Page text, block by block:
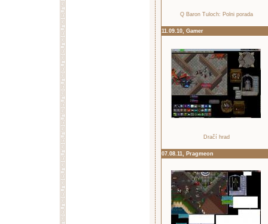
Q Baron Tuloch: Polni porada
11.09.10, Gamer
Dračí hrad
07.08.11, Pragmeon